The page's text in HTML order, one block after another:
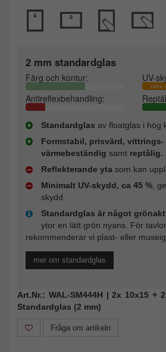
2 mm standardglas
Färg och kontur: UV-
cirka
Antireflexbehandling:
Standardglas av floatglas i hög
Formstabil, prisvärd, vittrings-
värmebeständig samt reptålig.
Reflekterande yta som kan
Minimalt UV-skydd, ca 45 % ,
skydd.
Standardglas är något
ytor en lätt grön nyans. För
rekommenderar vi plast- eller
mer om standardglas
Art.Nr.: WAL-SM444H | 2x 10x15 +
Standardglas (2 mm)
Fråga om artikeln